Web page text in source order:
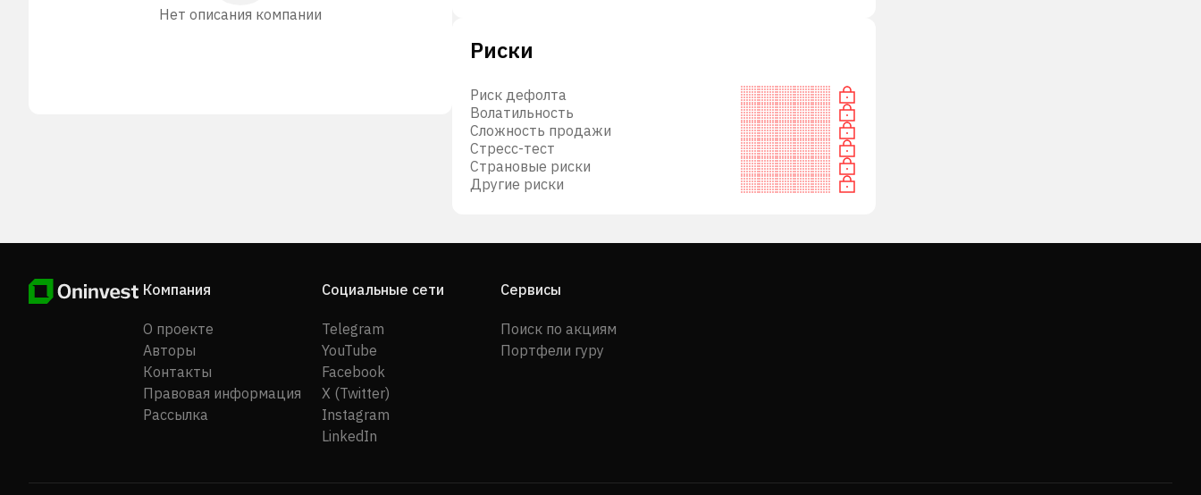
Нет описания компании
Риски
Риск дефолта
Волатильность
Сложность продажи
Стресс-тест
Страновые риски
Другие риски
Компания
О проекте
Авторы
Контакты
Правовая информация
Рассылка
Социальные сети
Telegram
YouTube
Facebook
X (Twitter)
Instagram
LinkedIn
Сервисы
Поиск по акциям
Портфели гуру